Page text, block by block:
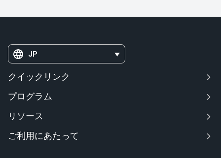
JP
クイックリンク
プログラム
リソース
ご利用にあたって